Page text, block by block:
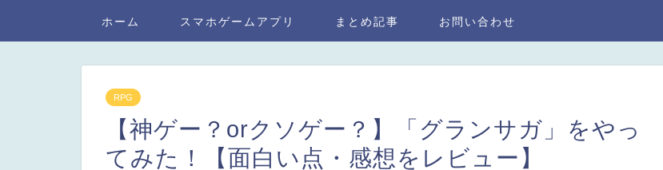
ホーム スマホゲームアプリ まとめ記事 お問い合わせ
RPG
【神ゲー？orクソゲー？】「グランサガ」をやっ
てみた！【面白い点・感想をレビュー】